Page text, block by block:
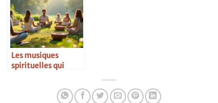
Les musiques
spirituelles qui